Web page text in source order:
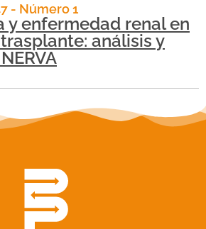
- Número 1
y enfermedad renal en
análisis y